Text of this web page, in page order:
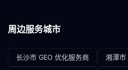
周边服务城市
长沙市 GEO 优化服务商 湘潭市